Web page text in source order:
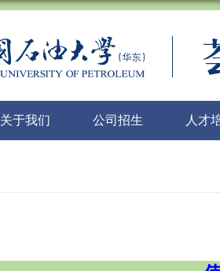
关于我们 公司招生 人才